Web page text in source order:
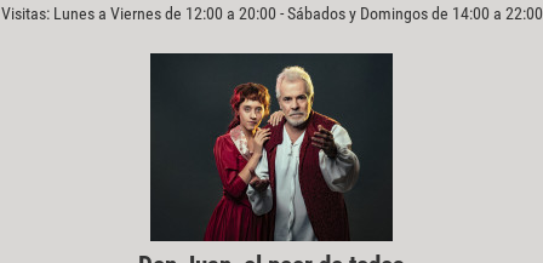
Visitas: Lunes a Viernes de 12:00 a 20:00 - Sábados y Domingos de 14:00 a 22:00